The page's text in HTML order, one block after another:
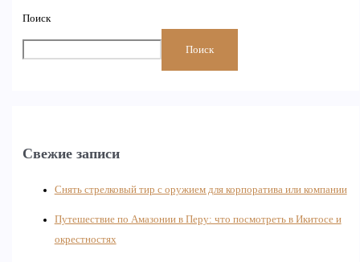
Поиск
Поиск
Свежие записи
Снять стрелковый тир с оружием для корпоратива или компании
Путешествие по Амазонии в Перу: что посмотреть в Икитосе и
окрестностях